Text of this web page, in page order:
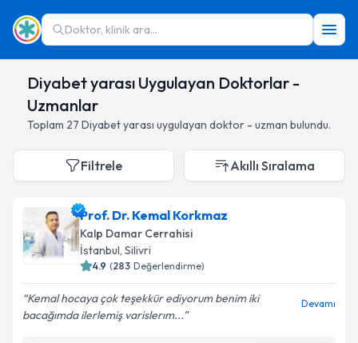
Doktor, klinik ara...
Diyabet yarası Uygulayan Doktorlar -
Uzmanlar
Toplam 27 Diyabet yarası uygulayan doktor - uzman bulundu.
Filtrele Akıllı Sıralama
Prof. Dr. Kemal Korkmaz
Kalp Damar Cerrahisi
İstanbul, Silivri
4.9 (283 Değerlendirme)
Kemal hocaya çok teşekkür ediyorum benim iki
bacağımda ilerlemiş varislerım...
Devamı